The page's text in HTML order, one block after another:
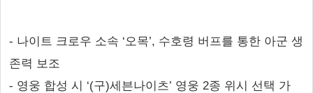
- 나이트 크로우 소속 ‘오목’, 수호령 버프를 통한 아군 생
존력 보조
- 영웅 합성 시 ‘(구)세븐나이츠’ 영웅 2종 위시 선택 가